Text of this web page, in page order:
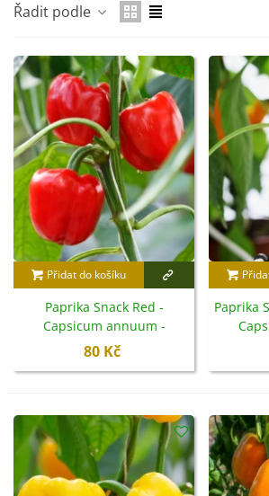
plodůjsou vhodné nejen pro
také v květináčích na balkoně či
zahrnuje různé barvy i tvary plodů –
kulatých papriček až po protáhlé
Svačinové papriky potěší každého,
chutnou a praktickou zeleninu ze
uplatní v každodenní kuchyni.
Řadit podle
Přidat do košíku
Paprika Snack Red -
Capsicum annuum -
semena - 6 ks
80 Kč
Paprika